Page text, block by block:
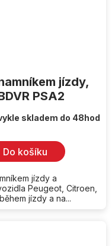
jízdy,
PSA2
skladem do 48hod
Do košíku
jízdy a
Peugeot, Citroen,
jízdy a na...